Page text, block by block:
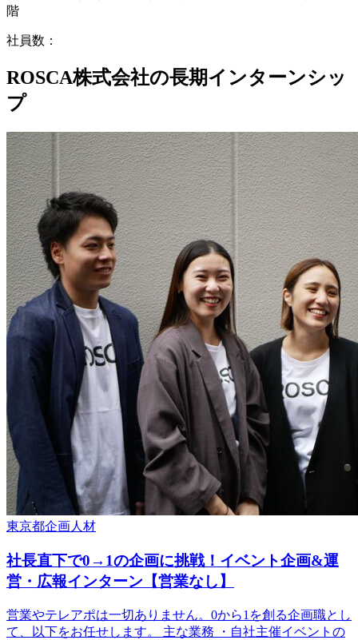
階
社員数：
ROSCA株式会社の長期インターンシッ
プ
東京都企画人材
社長直下で0→1の企画に挑戦！イベント企画&運
営・広報インターン【営業なし】
営業やテレアポは一切ありません。0から1を創る企画職とし
て、以下をお任せします。 主な業務 ・自社主催イベントの